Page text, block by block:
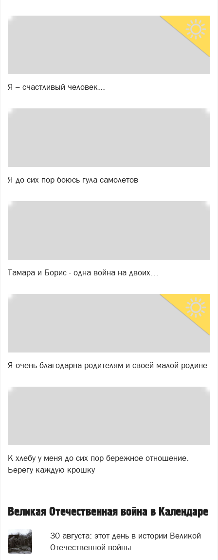
Я – счастливый человек...
Я до сих пор боюсь гула самолетов
Тамара и Борис - одна война на двоих…
Я очень благодарна родителям и своей малой родине
К хлебу у меня до сих пор бережное отношение.
Берегу каждую крошку
Великая Отечественная война в Календаре
30 августа: этот день в истории Великой
Отечественной войны